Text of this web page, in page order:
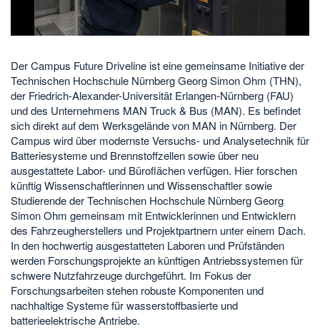
Der Campus Future Driveline ist eine gemeinsame Initiative der
Technischen Hochschule Nürnberg Georg Simon Ohm (THN),
der Friedrich-Alexander-Universität Erlangen-Nürnberg (FAU)
und des Unternehmens MAN Truck & Bus (MAN). Es befindet
sich direkt auf dem Werksgelände von MAN in Nürnberg. Der
Campus wird über modernste Versuchs- und Analysetechnik für
Batteriesysteme und Brennstoffzellen sowie über neu
ausgestattete Labor- und Büroflächen verfügen. Hier forschen
künftig Wissenschaftlerinnen und Wissenschaftler sowie
Studierende der Technischen Hochschule Nürnberg Georg
Simon Ohm gemeinsam mit Entwicklerinnen und Entwicklern
des Fahrzeugherstellers und Projektpartnern unter einem Dach.
In den hochwertig ausgestatteten Laboren und Prüfständen
werden Forschungsprojekte an künftigen Antriebssystemen für
schwere Nutzfahrzeuge durchgeführt. Im Fokus der
Forschungsarbeiten stehen robuste Komponenten und
nachhaltige Systeme für wasserstoffbasierte und
batterieelektrische Antriebe.